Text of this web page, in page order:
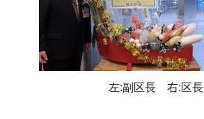
左:副区長 右:区長